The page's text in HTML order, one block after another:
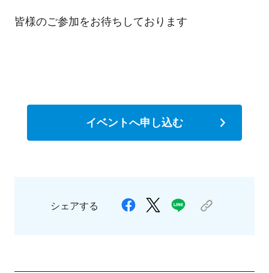
皆様のご参加をお待ちしております
イベントへ申し込む
シェアする